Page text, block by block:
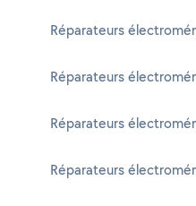
Réparateurs
Réparateurs
Réparateurs
Réparateurs